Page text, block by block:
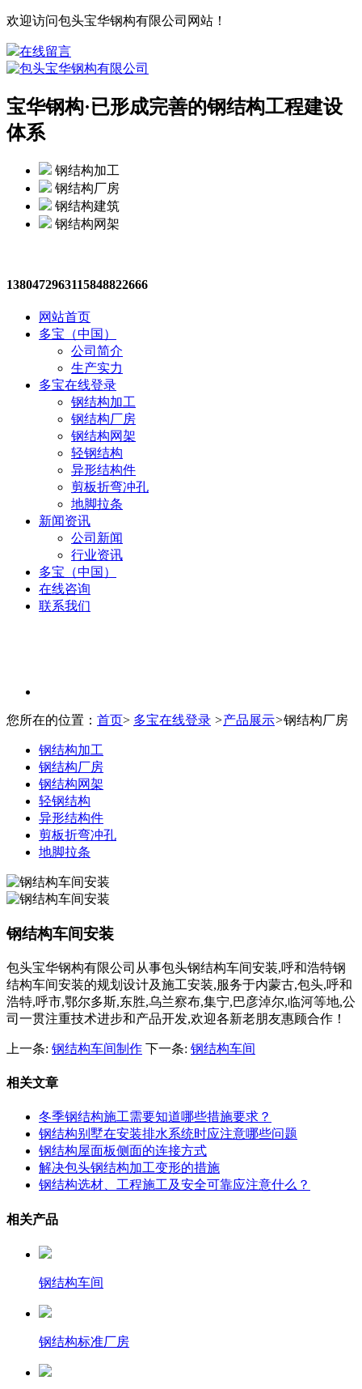
欢迎访问包头宝华钢构有限公司网站！
在线留言
宝华钢构·已形成完善的钢结构工程建设
体系
钢结构加工
钢结构厂房
钢结构建筑
钢结构网架
1380472963115848822666
网站首页
多宝（中国）
公司简介
生产实力
多宝在线登录
钢结构加工
钢结构厂房
钢结构网架
轻钢结构
异形结构件
剪板折弯冲孔
地脚拉条
新闻资讯
公司新闻
行业资讯
多宝（中国）
在线咨询
联系我们
您所在的位置： 首页> 多宝在线登录 >产品展示>钢结构厂房
钢结构加工
钢结构厂房
钢结构网架
轻钢结构
异形结构件
剪板折弯冲孔
地脚拉条
钢结构车间安装
包头宝华钢构有限公司从事包头钢结构车间安装,呼和浩特钢
结构车间安装的规划设计及施工安装,服务于内蒙古,包头,呼和
浩特,呼市,鄂尔多斯,东胜,乌兰察布,集宁,巴彦淖尔,临河等地,公
司一贯注重技术进步和产品开发,欢迎各新老朋友惠顾合作！
上一条: 钢结构车间制作 下一条: 钢结构车间
相关文章
冬季钢结构施工需要知道哪些措施要求？
钢结构别墅在安装排水系统时应注意哪些问题
钢结构屋面板侧面的连接方式
解决包头钢结构加工变形的措施
钢结构选材、工程施工及安全可靠应注意什么？
相关产品
钢结构车间
钢结构标准厂房